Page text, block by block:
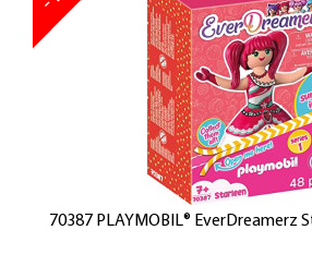
70387 PLAYMOBIL® EverDreamerz